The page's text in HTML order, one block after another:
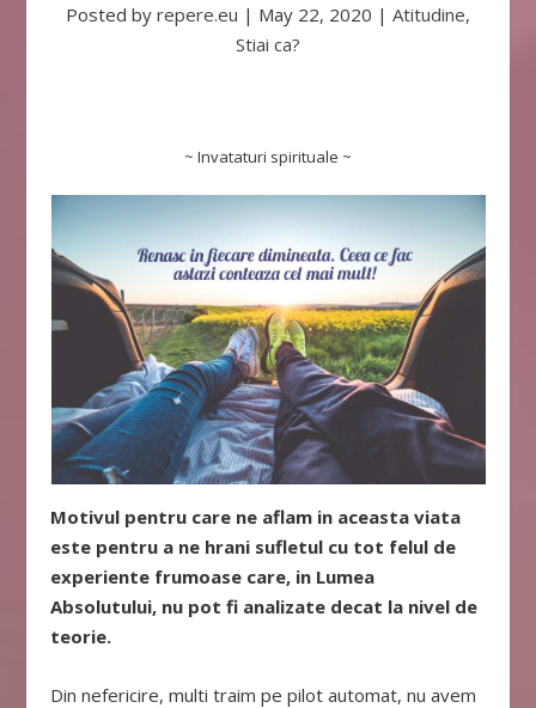
Posted by repere.eu | May 22, 2020 | Atitudine,
Stiai ca?
~ Invataturi spirituale ~
Motivul pentru care ne aflam in aceasta viata
este pentru a ne hrani sufletul cu tot felul de
experiente frumoase care, in Lumea
Absolutului, nu pot fi analizate decat la nivel de
teorie.
Din nefericire, multi traim pe pilot automat, nu avem